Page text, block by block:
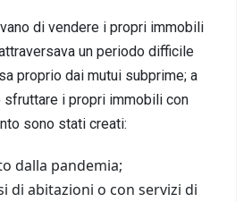
di vendere i propri immobili
un periodo difficile
proprio dai mutui subprime; a
i propri immobili con
sono stati creati:
dalla pandemia;
di abitazioni o con servizi di